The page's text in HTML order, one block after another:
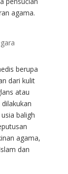
agama.
berupa
dari kulit
atau
baligh
agama,
dan